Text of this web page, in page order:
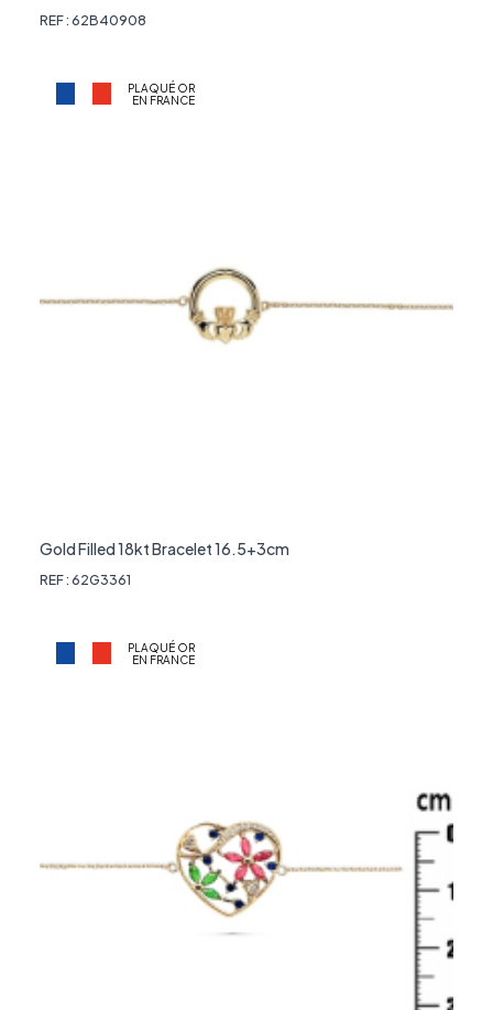
REF : 62B40908
PLAQUÉ OR
EN FRANCE
Gold Filled 18kt Bracelet 16.5+3cm
REF : 62G3361
PLAQUÉ OR
EN FRANCE